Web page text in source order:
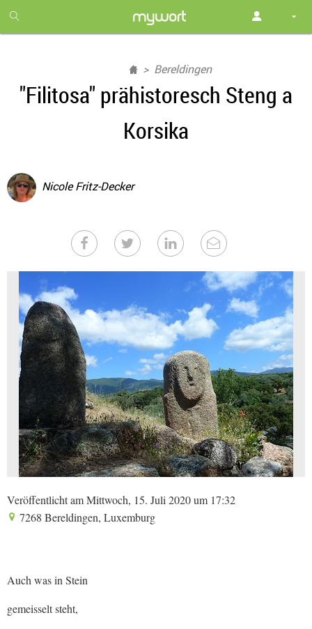
month
free
Bereldingen
"Filitosa" prähistoresch Steng a
Korsika
Nicole Fritz-Decker
Veröffentlicht am Mittwoch, 15. Juli 2020 um 17:32
7268 Bereldingen, Luxemburg
Auch was in Stein
gemeisselt steht,